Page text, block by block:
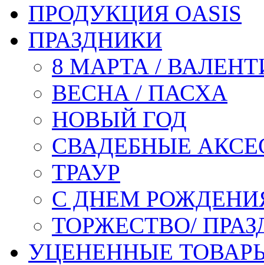
ПРОДУКЦИЯ OASIS
ПРАЗДНИКИ
8 МАРТА /
ВЕСНА / ПАСХА
НОВЫЙ ГОД
СВАДЕБНЫЕ
ТРАУР
С ДНЕМ
ТОРЖЕСТВО/
УЦЕНЕННЫЕ